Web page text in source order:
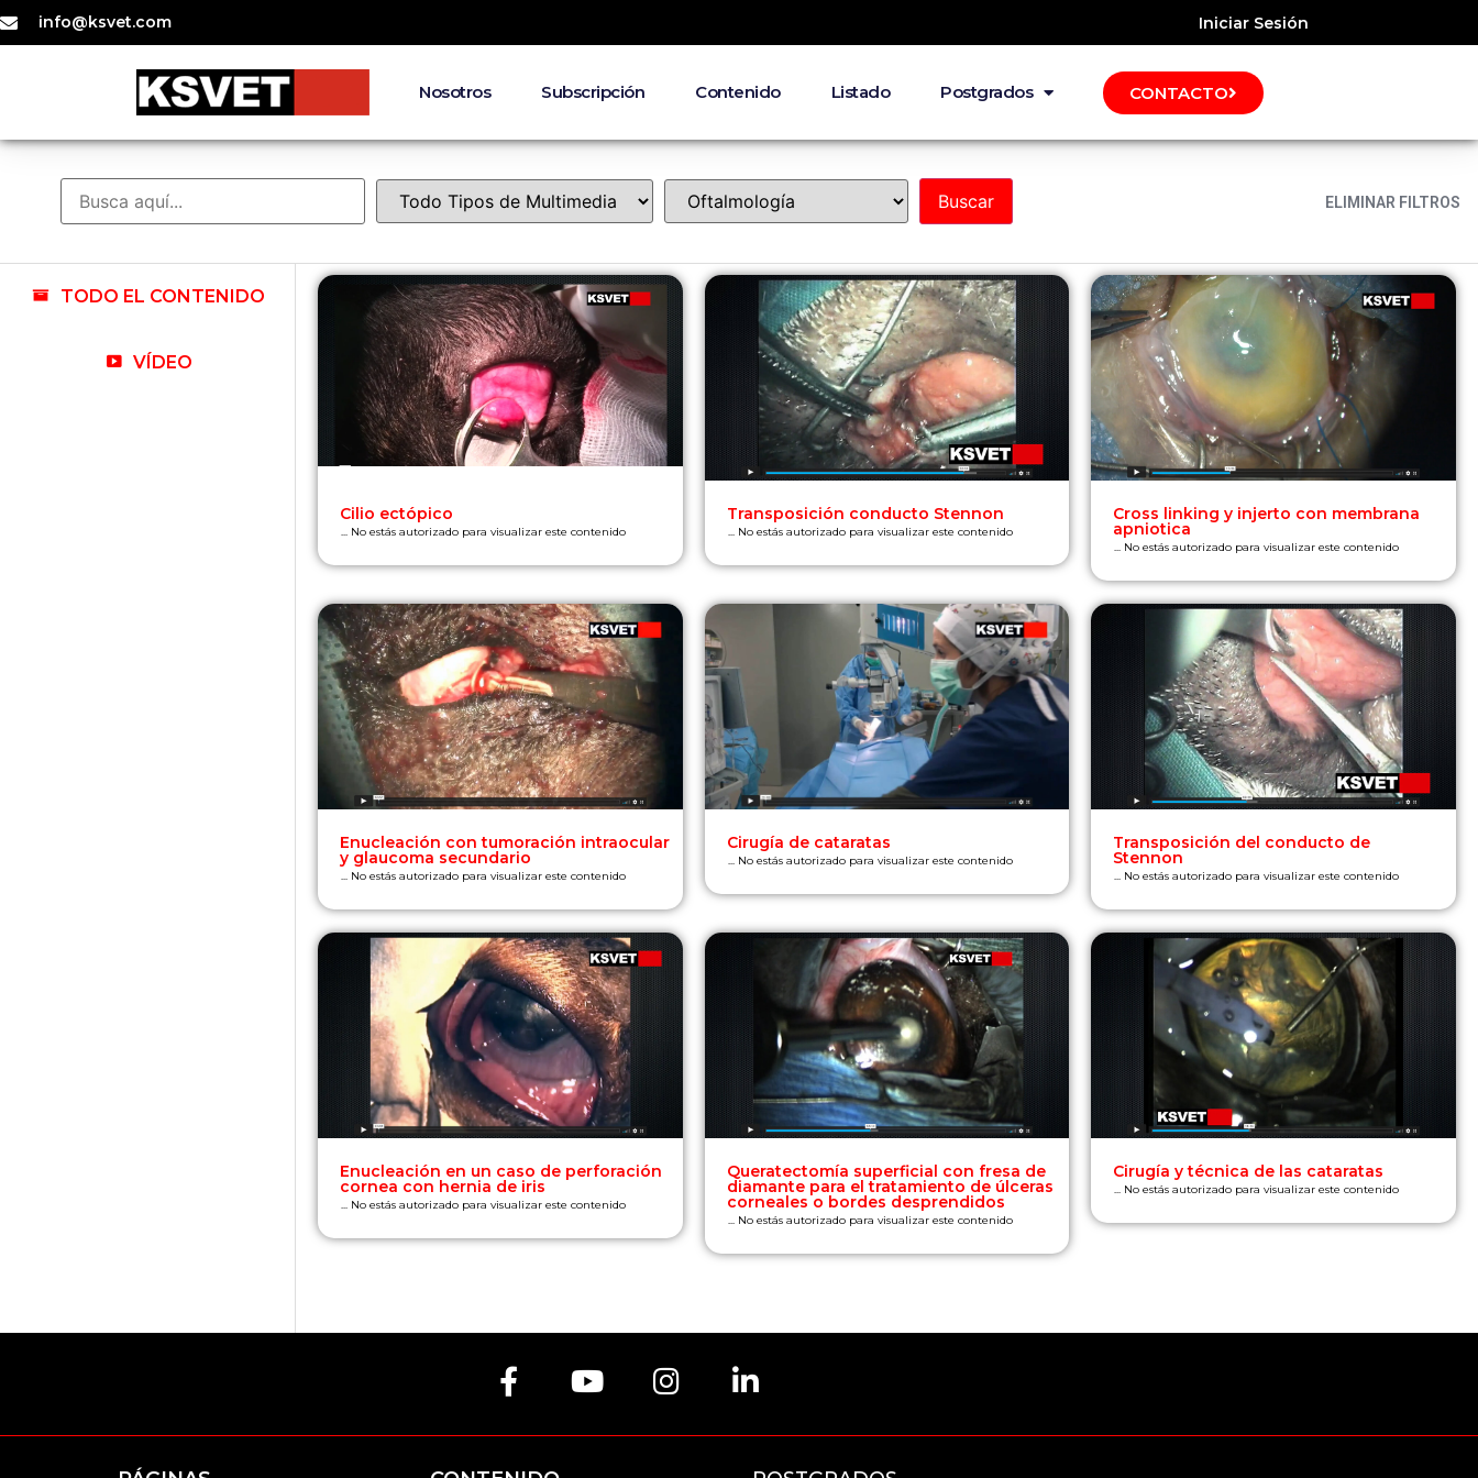
info@ksvet.com Iniciar Sesión
Nosotros Subscripción Contenido Listado Postgrados CONTACTO
ELIMINAR FILTROS
TODO EL CONTENIDO
VÍDEO
Cilio ectópico
... No estás autorizado para visualizar este contenido
Transposición conducto Stennon
... No estás autorizado para visualizar este contenido
Cross linking y injerto con membrana
apniotica
... No estás autorizado para visualizar este contenido
Enucleación con tumoración intraocular
y glaucoma secundario
... No estás autorizado para visualizar este contenido
Cirugía de cataratas
... No estás autorizado para visualizar este contenido
Transposición del conducto de
Stennon
... No estás autorizado para visualizar este contenido
Enucleación en un caso de perforación
cornea con hernia de iris
... No estás autorizado para visualizar este contenido
Queratectomía superficial con fresa de
diamante para el tratamiento de úlceras
corneales o bordes desprendidos
... No estás autorizado para visualizar este contenido
Cirugía y técnica de las cataratas
... No estás autorizado para visualizar este contenido